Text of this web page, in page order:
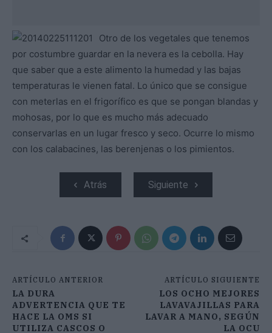
Otro de los vegetales que tenemos
por costumbre guardar en la nevera es la cebolla. Hay
que saber que a este alimento la humedad y las bajas
temperaturas le vienen fatal. Lo único que se consigue
con meterlas en el frigorífico es que se pongan blandas y
mohosas, por lo que es mucho más adecuado
conservarlas en un lugar fresco y seco. Ocurre lo mismo
con los calabacines, las berenjenas o los pimientos.
Atrás Siguiente
ARTÍCULO ANTERIOR
LA DURA
ADVERTENCIA QUE TE
HACE LA OMS SI
UTILIZA CASCOS O
ARTÍCULO SIGUIENTE
LOS OCHO MEJORES
LAVAVAJILLAS PARA
LAVAR A MANO, SEGÚN
LA OCU